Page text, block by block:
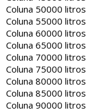
Coluna 50000 litros
Coluna 55000 litros
Coluna 60000 litros
Coluna 65000 litros
Coluna 70000 litros
Coluna 75000 litros
Coluna 80000 litros
Coluna 85000 litros
Coluna 90000 litros